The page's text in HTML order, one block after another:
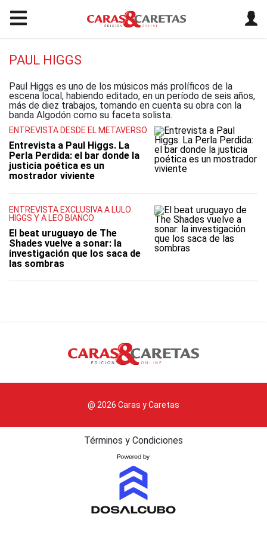
PAUL HIGGS
Paul Higgs es uno de los músicos más prolíficos de la
escena local, habiendo editado, en un período de seis años,
más de diez trabajos, tomando en cuenta su obra con la
banda Algodón como su faceta solista.
ENTREVISTA DESDE EL METAVERSO
Entrevista a Paul Higgs. La
Perla Perdida: el bar donde la
justicia poética es un
mostrador viviente
ENTREVISTA EXCLUSIVA A LULO
HIGGS Y A LEO BIANCO
El beat uruguayo de The
Shades vuelve a sonar: la
investigación que los saca de
las sombras
@ 2026 Caras y Caretas
Términos y Condiciones